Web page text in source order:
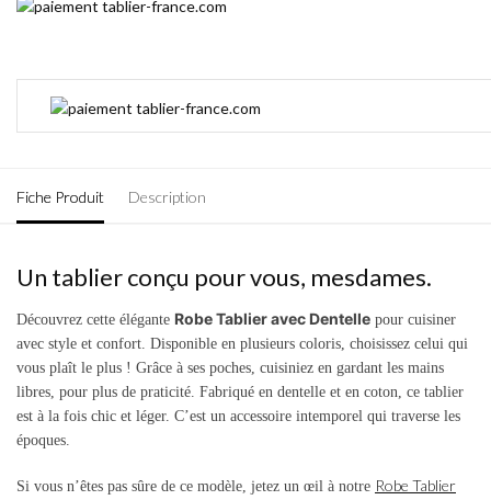
Fiche Produit Description
Un tablier conçu pour vous, mesdames.
Découvrez cette élégante Robe Tablier avec Dentelle pour cuisiner
avec style et confort. Disponible en plusieurs coloris, choisissez celui qui
vous plaît le plus ! Grâce à ses poches, cuisiniez en gardant les mains
libres, pour plus de praticité. Fabriqué en dentelle et en coton, ce tablier
est à la fois chic et léger. C’est un accessoire intemporel qui traverse les
époques.
Si vous n’êtes pas sûre de ce modèle, jetez un œil à notre Robe Tablier